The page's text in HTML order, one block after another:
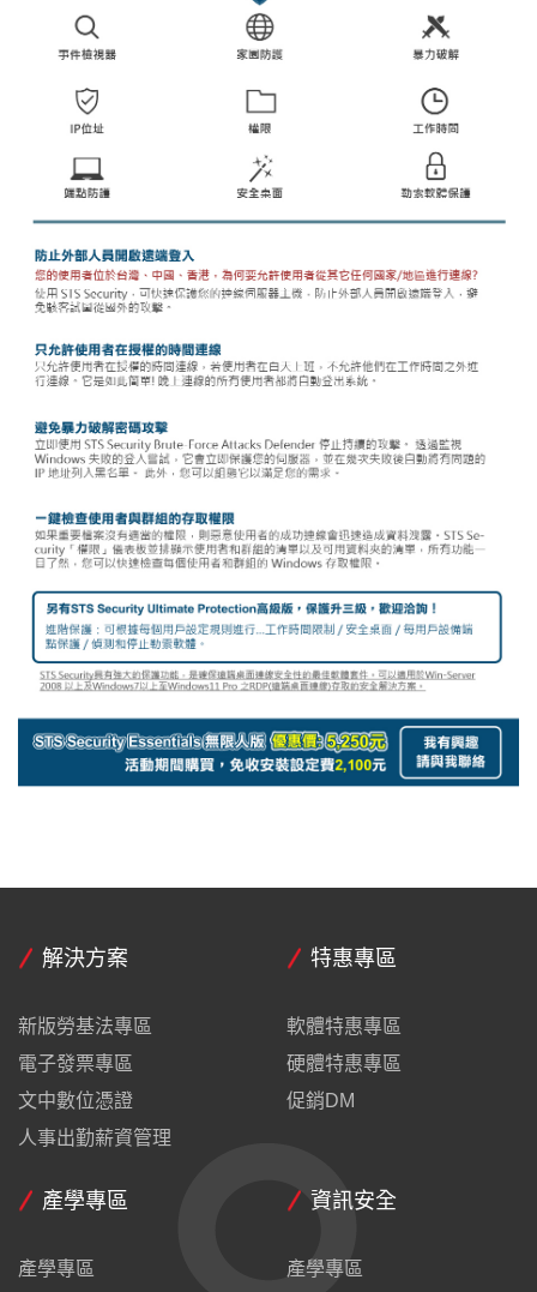
解決方案
新版勞基法專區
電子發票專區
文中數位憑證
人事出勤薪資管理
特惠專區
軟體特惠專區
硬體特惠專區
促銷DM
產學專區
產學專區
資訊安全
產學專區